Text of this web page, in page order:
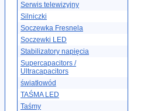
Serwis telewizyjny
Silniczki
Soczewka Fresnela
Soczewki LED
Stabilizatory napięcia
Supercapacitors /
Ultracapacitors
światłowód
TAŚMA LED
Taśmy